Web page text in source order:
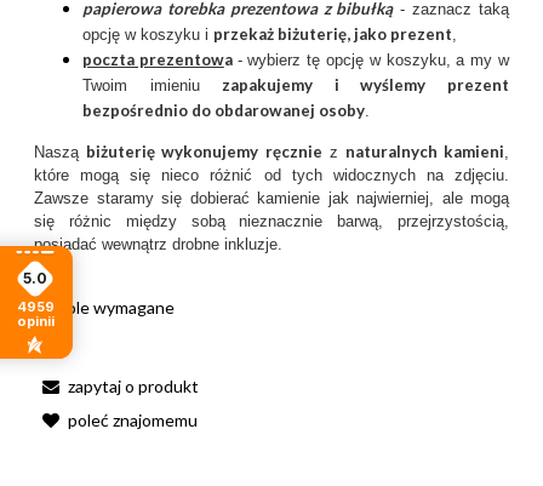
papierowa torebka prezentowa z bibułką- zaznacz taką
opcję w koszyku i przekaż biżuterię, jako prezent,
poczta prezentowa - wybierz tę opcję w koszyku, a my w
Twoim imieniuzapakujemy i wyślemy prezent
bezpośrednio do obdarowanej osoby.
Naszą biżuterię wykonujemy ręcznie z naturalnych kamieni,
które mogą się nieco różnić od tych widocznych na zdjęciu.
Zawsze staramy się dobierać kamienie jak najwierniej, ale mogą
się różnic między sobą nieznacznie barwą, przejrzystością,
posiadać wewnątrz drobne inkluzje.
*- Pole wymagane
zapytaj o produkt
poleć znajomemu
5.0
4959
opinii